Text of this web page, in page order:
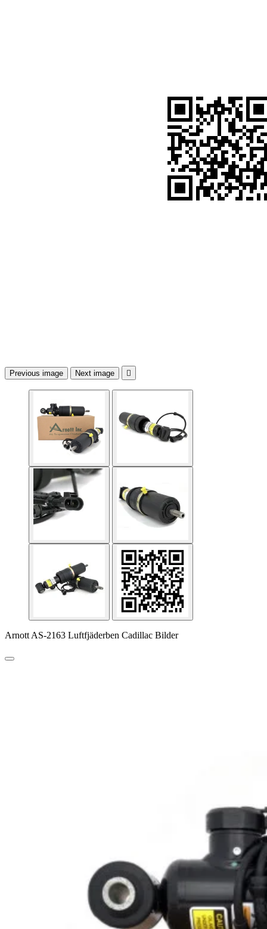
Previous image Next image 
Arnott AS-2163 Luftfjäderben Cadillac Bilder